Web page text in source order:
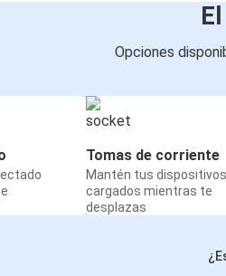
Opciones
Tomas de corriente
Mantén tus dispositivos
cargados mientras te
desplazas